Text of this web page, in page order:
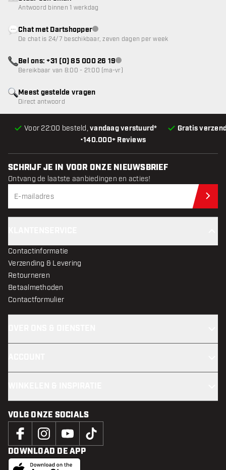
•140.000+ Reviews
Voor 22:00 besteld,vandaag verstuurd* Gratis
Meest gestelde vragen
Direct antwoord
Antwoord binnen 1 werkdag
Chat met Dartshopperklantenservice niet beschikbaar
De chat is 24/7 beschikbaar, zeven dagen per week
Bel ons: +31 (0) 85 000 26 19klantenservice niet beschikbaar
Bereikbaar van 8:00 - 21:00 (ma-vr)
SCHRIJF JE IN VOOR ONZE NIEUWSBRIEF
Ontvang de laatste aanbiedingen en acties!
Contactinformatie
Verzending & Levering
Retourneren
Betaalmethoden
Contactformulier
VOLG ONZE SOCIALS
DOWNLOAD DE APP